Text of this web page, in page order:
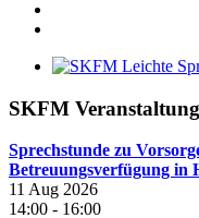
SKFM
Sprechstunde zu
Betreuungsverfügung in
11 Aug 2026
14:00 - 16:00